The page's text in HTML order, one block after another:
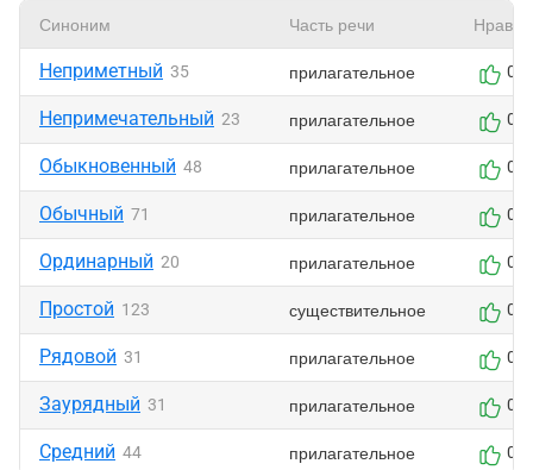
Синоним Часть речи
Неприметный 35 прилагательное 0
Непримечательный 23 прилагательное 0
Обыкновенный 48 прилагательное 0
Обычный 71 прилагательное 0
Ординарный 20 прилагательное 0
Простой 123 существительное 0
Рядовой 31 прилагательное 0
Заурядный 31 прилагательное 0
Средний 44 прилагательное 0